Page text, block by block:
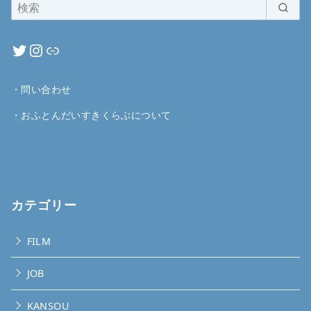
・ 問い合わせ
・ おふとんだいすきくらぶについて
カテゴリー
FILM
JOB
KANSOU